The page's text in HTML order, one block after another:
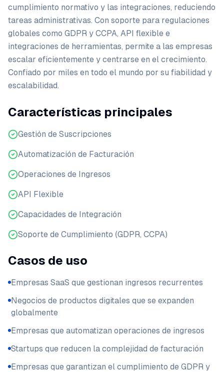
cumplimiento normativo y las integraciones, reduciendo
tareas administrativas. Con soporte para regulaciones
globales como GDPR y CCPA, API flexible e
integraciones de herramientas, permite a las empresas
escalar eficientemente y centrarse en el crecimiento.
Confiado por miles en todo el mundo por su fiabilidad y
escalabilidad.
Características principales
Gestión de Suscripciones
Automatización de Facturación
Operaciones de Ingresos
API Flexible
Capacidades de Integración
Soporte de Cumplimiento (GDPR, CCPA)
Casos de uso
Empresas SaaS que gestionan ingresos recurrentes
Negocios de productos digitales que se expanden
globalmente
Empresas que automatizan operaciones de ingresos
Startups que reducen la complejidad de facturación
Empresas que garantizan el cumplimiento de GDPR y